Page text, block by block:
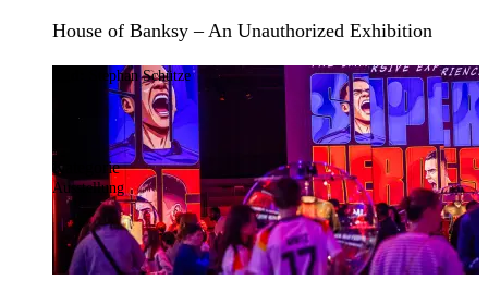
House of Banksy – An Unauthorized Exhibition
Stephan Schütze
Kategorie
Ausstellung